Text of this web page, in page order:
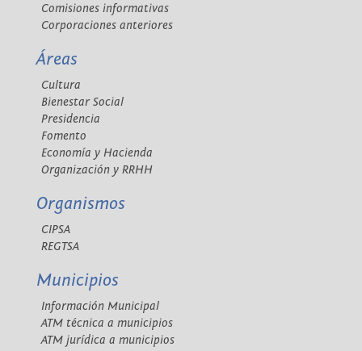
Comisiones informativas
Corporaciones anteriores
Áreas
Cultura
Bienestar Social
Presidencia
Fomento
Economía y Hacienda
Organización y RRHH
Organismos
CIPSA
REGTSA
Municipios
Información Municipal
ATM técnica a municipios
ATM jurídica a municipios